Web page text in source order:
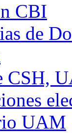
CBI
de
CSH,
UAM